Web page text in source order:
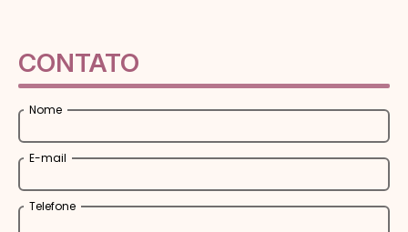
CONTATO
Nome
E-mail
Telefone